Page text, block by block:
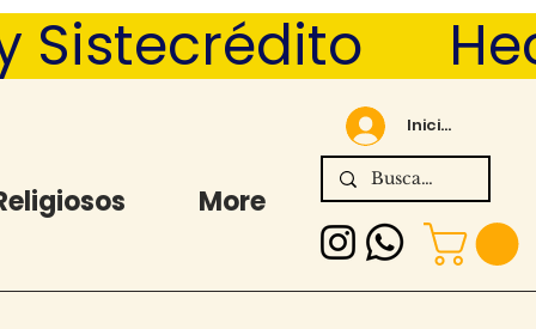
y Sistecrédito
Iniciar sesión
More